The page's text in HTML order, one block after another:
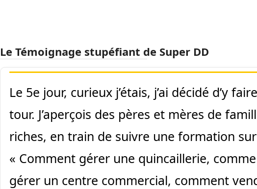
Le Témoignage stupéfiant de Super DD
Le 5e jour, curieux j’étais, j’ai décidé d’y
tour. J’aperçois des pères et mères de
riches, en train de suivre une formation sur
« Comment gérer une quincaillerie,
gérer un centre commercial, comment